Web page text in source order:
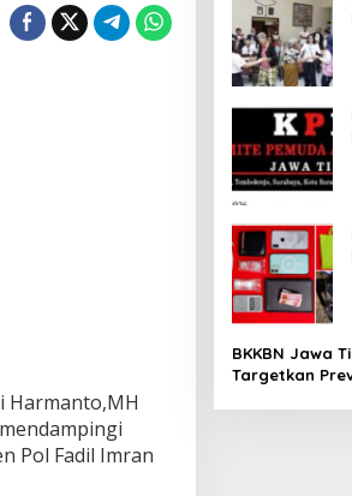
Harmanto,MH
Pol Fadil Imran
BKKBN Jawa
Targetkan